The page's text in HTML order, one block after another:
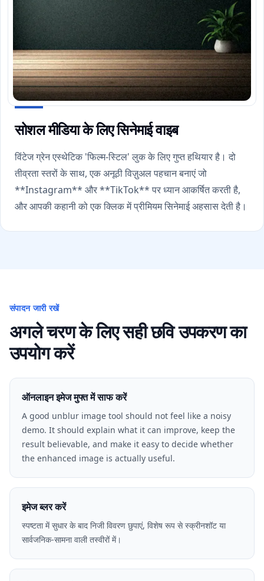
सोशल मीडिया के लिए सिनेमाई वाइब
विंटेज ग्रेन एस्थेटिक 'फिल्म-स्टिल' लुक के लिए गुप्त हथियार है। दो
तीव्रता स्तरों के साथ, एक अनूठी विज़ुअल पहचान बनाएं जो
**Instagram** और **TikTok** पर ध्यान आकर्षित करती है,
और आपकी कहानी को एक क्लिक में प्रीमियम सिनेमाई अहसास देती है।
संपादन जारी रखें
अगले चरण के लिए सही छवि उपकरण का
उपयोग करें
ऑनलाइन इमेज मुफ्त में साफ करें
A good unblur image tool should not feel like a noisy
demo. It should explain what it can improve, keep the
result believable, and make it easy to decide whether
the enhanced image is actually useful.
इमेज ब्लर करें
स्पष्टता में सुधार के बाद निजी विवरण छुपाएं, विशेष रूप से स्क्रीनशॉट या
सार्वजनिक-सामना वाली तस्वीरों में।